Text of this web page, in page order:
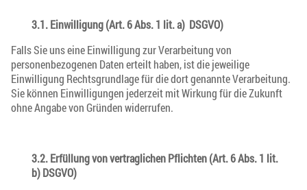
3.1. Einwilligung (Art. 6 Abs. 1 lit. a) DSGVO)
Falls Sie uns eine Einwilligung zur Verarbeitung von
personenbezogenen Daten erteilt haben, ist die jeweilige
Einwilligung Rechtsgrundlage für die dort genannte Verarbeitung.
Sie können Einwilligungen jederzeit mit Wirkung für die Zukunft
ohne Angabe von Gründen widerrufen.
3.2. Erfüllung von vertraglichen Pflichten (Art. 6 Abs. 1 lit.
b) DSGVO)